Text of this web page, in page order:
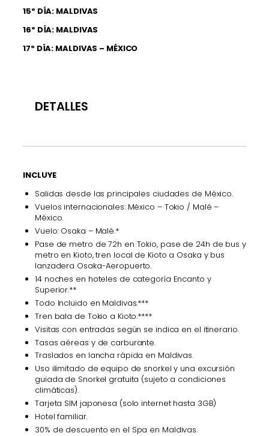
15º DÍA: MALDIVAS
16º DÍA: MALDIVAS
17º DÍA: MALDIVAS – MÉXICO
DETALLES
INCLUYE
Salidas desde las principales ciudades de México.
Vuelos internacionales: México – Tokio / Malé –
México.
Vuelo: Osaka – Malé.*
Pase de metro de 72h en Tokio, pase de 24h de bus y
metro en Kioto, tren local de Kioto a Osaka y bus
lanzadera Osaka-Aeropuerto.
14 noches en hoteles de categoría Encanto y
Superior.**
Todo Incluido en Maldivas.***
Tren bala de Tokio a Kioto.****
Visitas con entradas según se indica en el itinerario.
Tasas aéreas y de carburante.
Traslados en lancha rápida en Maldivas.
Uso ilimitado de equipo de snorkel y una excursión
guiada de Snorkel gratuita (sujeto a condiciones
climáticas).
Tarjeta SIM japonesa (solo internet hasta 3GB)
Hotel familiar.
30% de descuento en el Spa en Maldivas.